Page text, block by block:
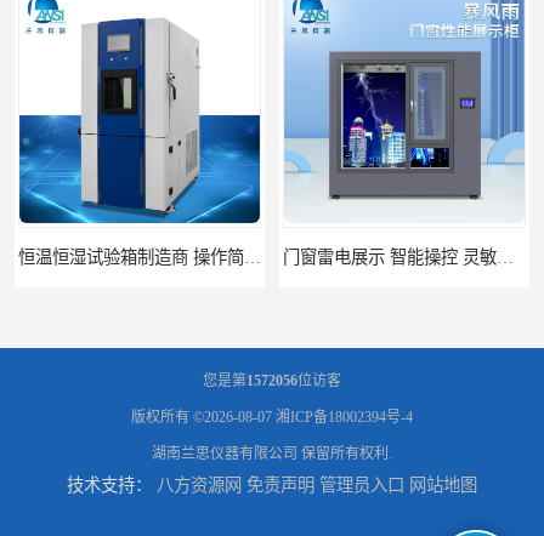
门窗雷电展示 智能操控 灵敏方便
您是第1572056位访客
版权所有 ©2026-08-07 湘ICP备18002394号-4
湖南兰思仪器有限公司 保留所有权利.
技术支持： 八方资源网 免责声明 管理员入口 网站地图